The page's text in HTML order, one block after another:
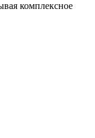
комплексное